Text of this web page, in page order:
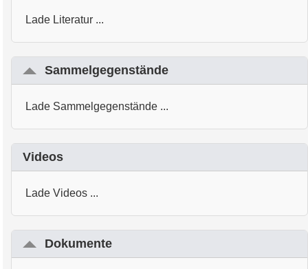
Lade Literatur ...
Sammelgegenstände
Lade Sammelgegenstände ...
Videos
Lade Videos ...
Dokumente